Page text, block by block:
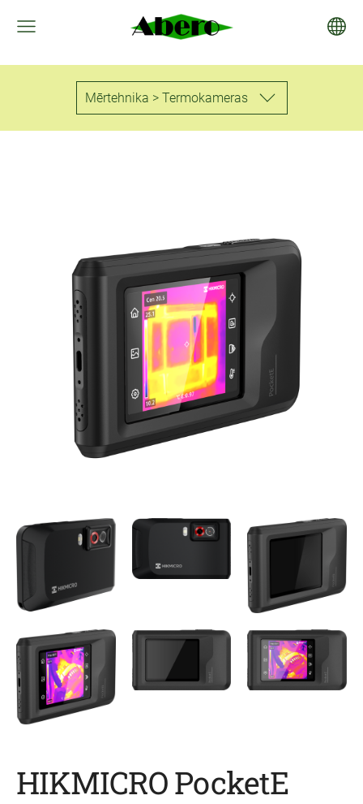
Mērtehnika > Termokameras
HIKMICRO PocketE